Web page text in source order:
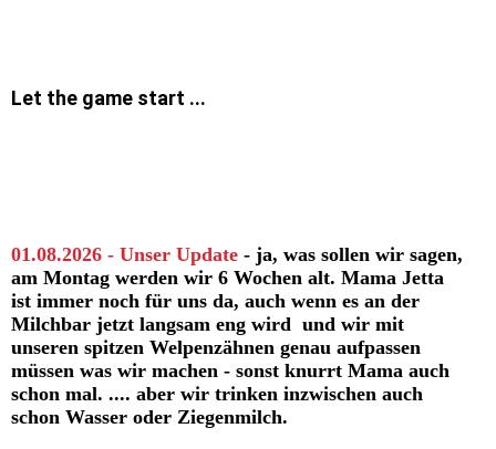
Let the game start ...
01.08.2026 - Unser Update - ja, was sollen wir sagen,
am Montag werden wir 6 Wochen alt. Mama Jetta
ist immer noch für uns da, auch wenn es an der
Milchbar jetzt langsam eng wird und wir mit
unseren spitzen Welpenzähnen genau aufpassen
müssen was wir machen - sonst knurrt Mama auch
schon mal. .... aber wir trinken inzwischen auch
schon Wasser oder Ziegenmilch.